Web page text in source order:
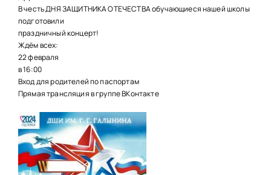
НАШИ ПРОЕКТЫ
СВЕДЕНИЯ ОБ ОО
КОНТАКТЫ
ОТЗЫВЫ
В честь ДНЯ ЗАЩИТНИКА ОТЕЧЕСТВА обучающиеся нашей школы
подготовили
праздничный концерт!
Ждём всех:
22 февраля
в 16:00
Вход для родителей по паспортам
Прямая трансляция в группе ВКонтакте